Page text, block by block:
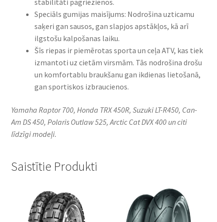
stabilitāti pagriezienos.
Speciāls gumijas maisījums: Nodrošina uzticamu
saķeri gan sausos, gan slapjos apstākļos, kā arī
ilgstošu kalpošanas laiku.
Šīs riepas ir piemērotas sporta un ceļa ATV, kas tiek
izmantoti uz cietām virsmām. Tās nodrošina drošu
un komfortablu braukšanu gan ikdienas lietošanā,
gan sportiskos izbraucienos.
Yamaha Raptor 700, Honda TRX 450R, Suzuki LT-R450, Can-
Am DS 450, Polaris Outlaw 525, Arctic Cat DVX 400 un citi
līdzīgi modeļi.
Saistītie Produkti